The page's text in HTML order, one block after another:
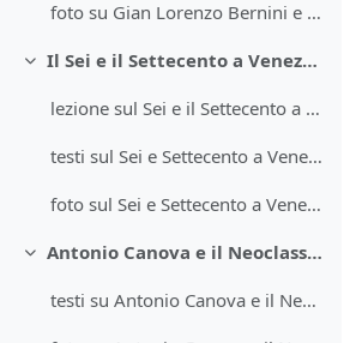
foto su Gian Lorenzo Bernini e il Barocco
Minimizza
Il Sei e il Settecento a Venezia e in Francia
lezione sul Sei e il Settecento a Venezia e in Francia
testi sul Sei e Settecento a Venezia e in Francia
foto sul Sei e Settecento a Venezia e in Francia
Minimizza
Antonio Canova e il Neoclassicismo
testi su Antonio Canova e il Neoclassicismo